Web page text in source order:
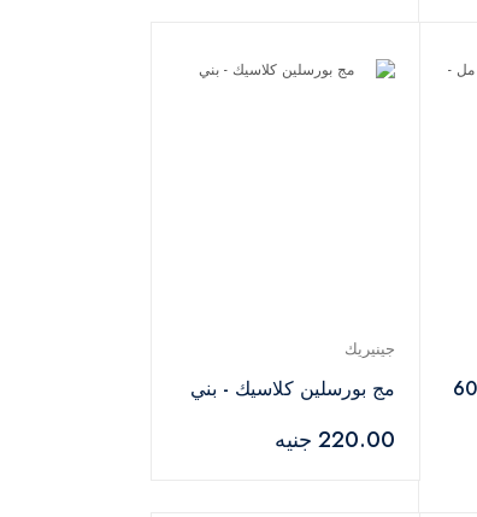
كوب بلاستيك بشاليموه 60
جينيريك
مج بورسلين كلاسيك - بني
220.00 جنيه